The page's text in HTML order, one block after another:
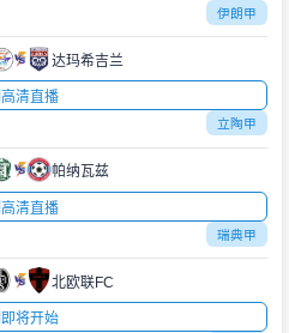
伊朗甲
达玛希吉兰
高清直播
立陶甲
帕纳瓦兹
高清直播
瑞典甲
北欧联FC
即将开始